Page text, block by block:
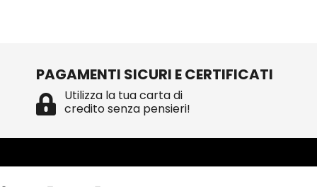
PAGAMENTI SICURI E CERTIFICATI
Utilizza la tua carta di
credito senza pensieri!